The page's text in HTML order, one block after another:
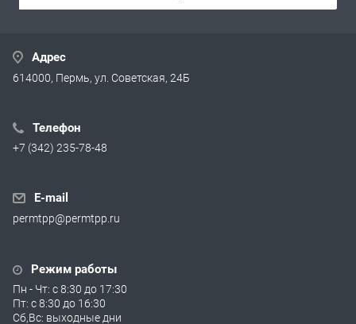
Адрес
614000, Пермь, ул. Советская, 24Б
Телефон
+7 (342) 235-78-48
E-mail
permtpp@permtpp.ru
Режим работы
Пн - Чт: с 8:30 до 17:30
Пт: с 8:30 до 16:30
Сб,Вс: выходные дни